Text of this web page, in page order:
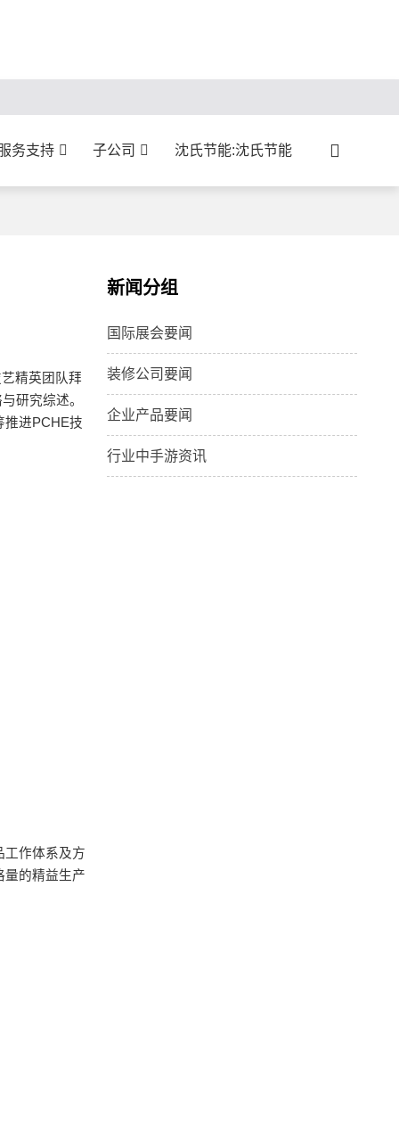
务支持 子公司 沈氏节能:沈氏节能
精英团队拜
研究综述。
推进PCHE技
工作体系及方
量的精益生产
新闻分组
国际展会要闻
装修公司要闻
企业产品要闻
行业中手游资讯